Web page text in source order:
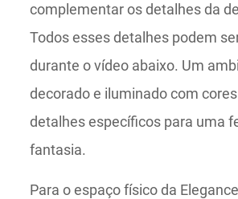
complementar os detalhes da
Todos esses detalhes podem
durante o vídeo abaixo. Um
decorado e iluminado com
detalhes específicos para uma
fantasia.
Para o espaço físico da